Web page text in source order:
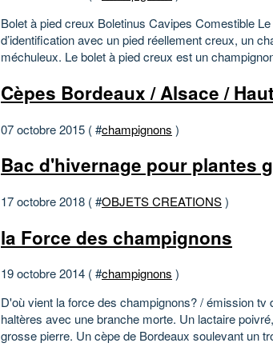
Bolet à pied creux Boletinus Cavipes Comestible
d’identification avec un pied réellement creux, un
méchuleux. Le bolet à pied creux est un
Cèpes Bordeaux / Alsace /
07 octobre 2015 ( #champignons )
Bac d'hivernage pour plantes
17 octobre 2018 ( #OBJETS CREATIONS)
la Force des champignons
19 octobre 2014 ( #champignons )
D'où vient la force des champignons? / émission tv
haltères avec une branche morte. Un lactaire
grosse pierre. Un cèpe de Bordeaux soulevant un